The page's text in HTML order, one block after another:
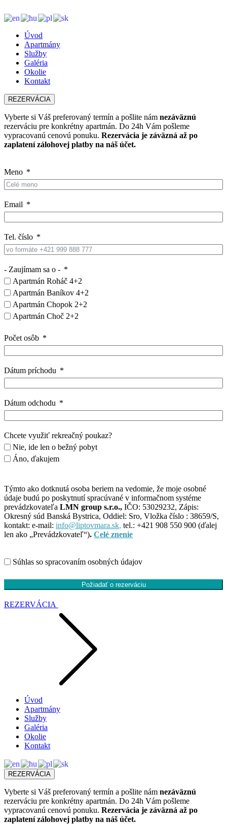
Úvod
Apartmány
Služby
Galéria
Okolie
Kontakt
REZERVÁCIA
Vyberte si Váš preferovaný termín a pošlite nám nezáväznú
rezerváciu pre konkrétny apartmán. Do 24h Vám pošleme
vypracovanú cenovú ponuku. Rezervácia je záväzná až po
zaplatení zálohovej platby na náš účet.
Meno
Email
Tel. číslo
- Zaujímam sa o -
Apartmán Roháč 4+2
Apartmán Baníkov 4+2
Apartmán Chopok 2+2
Apartmán Choč 2+2
Počet osôb
Dátum príchodu
Dátum odchodu
Chcete využiť rekreačný poukaz?
Nie, ide len o bežný pobyt
Áno, ďakujem
Týmto ako dotknutá osoba beriem na vedomie, že moje osobné
údaje budú po poskytnutí spracúvané v informačnom systéme
prevádzkovateľa LMN group s.r.o., IČO: 53029232, Zápis:
Okresný súd Banská Bystrica, Oddiel: Sro, Vložka číslo : 38659/S,
kontakt: e-mail: info@liptovmara.sk, tel.: +421 908 550 900 (ďalej
len ako „Prevádzkovateľ“). Celé znenie
Súhlas so spracovaním osobných údajov
Požiadať o rezerváciu
REZERVÁCIA
Úvod
Apartmány
Služby
Galéria
Okolie
Kontakt
REZERVÁCIA
Vyberte si Váš preferovaný termín a pošlite nám nezáväznú
rezerváciu pre konkrétny apartmán. Do 24h Vám pošleme
vypracovanú cenovú ponuku. Rezervácia je záväzná až po
zaplatení zálohovej platby na náš účet.